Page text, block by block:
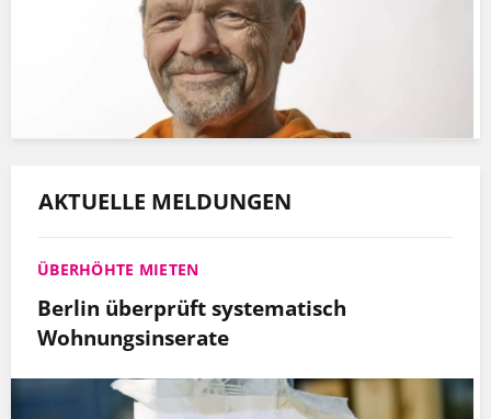
AKTUELLE MELDUNGEN
ÜBERHÖHTE MIETEN
Berlin überprüft systematisch
Wohnungsinserate